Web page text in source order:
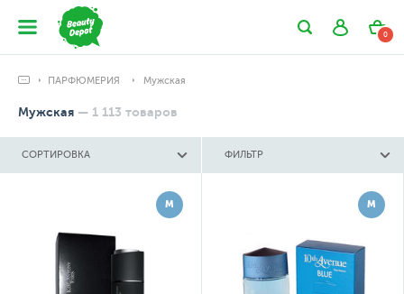
0
ПАРФЮМЕРИЯ Мужская
Мужская — 1 113 товаров
СОРТИРОВКА ФИЛЬТР
М М